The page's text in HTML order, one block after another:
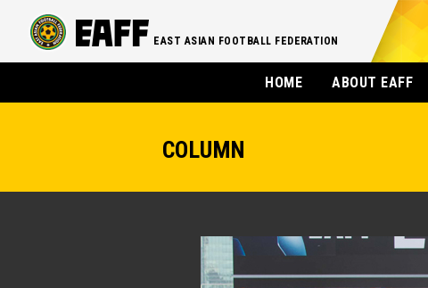
EAST ASIAN FOOTBALL FEDERATION
HOME ABOUT EAFF
COLUMN